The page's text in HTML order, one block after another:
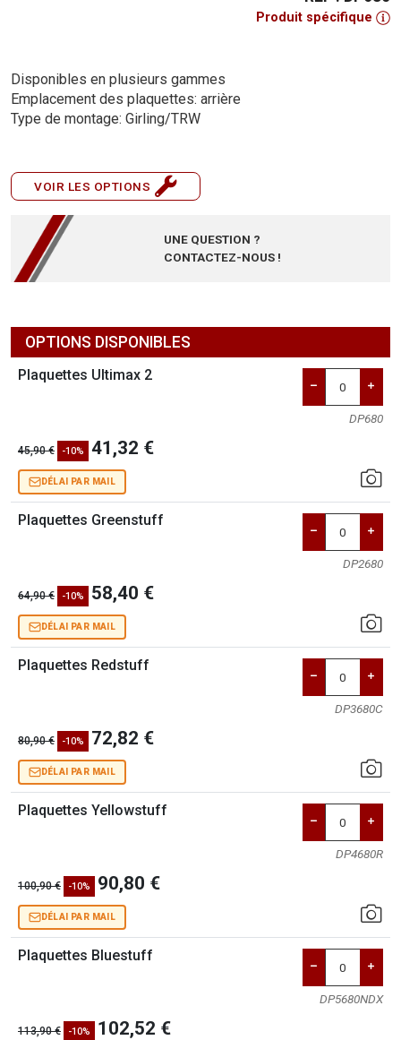
Produit spécifique
Disponibles en plusieurs gammes
Emplacement des plaquettes: arrière
Type de montage: Girling/TRW
VOIR LES OPTIONS
UNE QUESTION ?
CONTACTEZ-NOUS !
OPTIONS DISPONIBLES
Plaquettes Ultimax 2
DP680
45,90 € -10% 41,32 €
DÉLAI PAR MAIL
Plaquettes Greenstuff
DP2680
64,90 € -10% 58,40 €
DÉLAI PAR MAIL
Plaquettes Redstuff
DP3680C
80,90 € -10% 72,82 €
DÉLAI PAR MAIL
Plaquettes Yellowstuff
DP4680R
100,90 € -10% 90,80 €
DÉLAI PAR MAIL
Plaquettes Bluestuff
DP5680NDX
113,90 € -10% 102,52 €